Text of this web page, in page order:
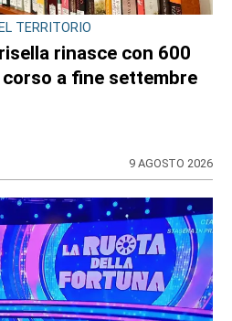
TERRITORIO
rinasce con 600
a fine settembre
9 AGOSTO 2026